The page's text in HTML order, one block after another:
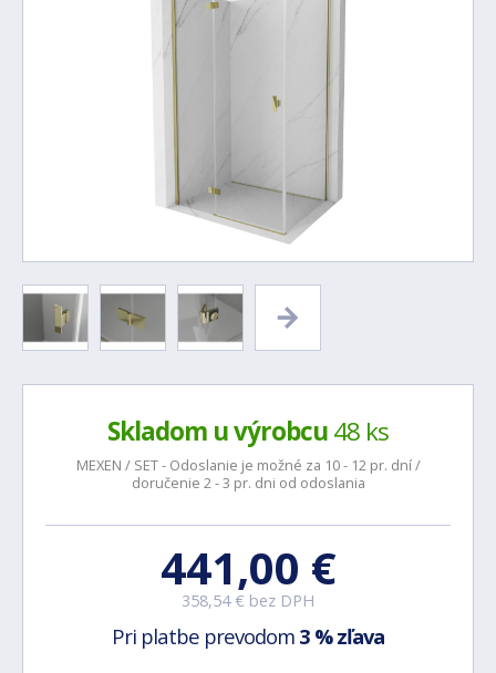
Skladom u výrobcu48 ks
MEXEN / SET - Odoslanie je možné za 10 - 12 pr. dní /
doručenie 2 - 3 pr. dni od odoslania
441,00 €
358,54 € bez DPH
Pri platbe prevodom 3 % zľava